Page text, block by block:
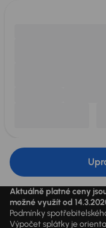
Aktuálně platné ceny
možné využít od
Podmínky
Výpočet splátky je